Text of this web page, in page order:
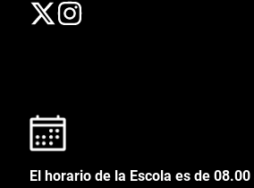
El horario de la Escola es de